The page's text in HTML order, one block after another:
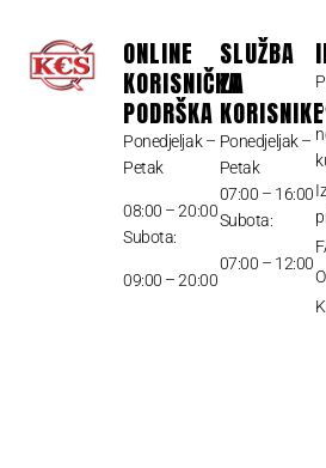
ONLINE
KORISNIČKA
PODRŠKA
Ponedjeljak –
Petak
08:00 – 20:00
Subota:
09:00 – 20:00
SLUŽBA
ZA
KORISNIKE
Ponedjeljak –
Petak
07:00 – 16:00
Subota:
07:00 – 12:00